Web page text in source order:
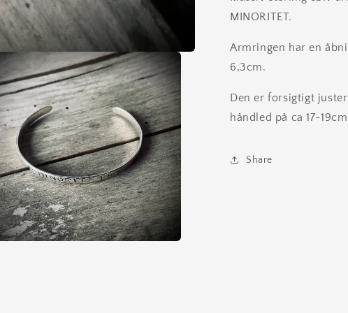
MINORITET.
Armringen har en
6,3cm.
Den er forsigtigt
håndled på ca 17-
Share